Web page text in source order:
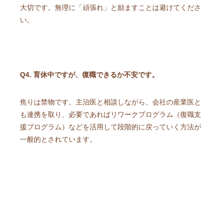
大切です。無理に「頑張れ」と励ますことは避けてくださ
い。
Q4. 育休中ですが、復職できるか不安です。
焦りは禁物です。主治医と相談しながら、会社の産業医と
も連携を取り、必要であればリワークプログラム（復職支
援プログラム）などを活用して段階的に戻っていく方法が
一般的とされています。